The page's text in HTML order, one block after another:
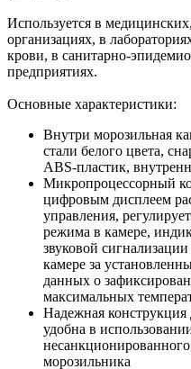
Используется в
организациях, в
крови, в санитарно-
предприятиях.
Основные характеристики:
Внутри морозильная
стали белого цвета,
ABS-пластик,
Микропроцессорный
цифровым дисплеем
управления,
режима в камере,
звуковой
камере за
данных о
максимальных
Надежная
удобна в
морозильника